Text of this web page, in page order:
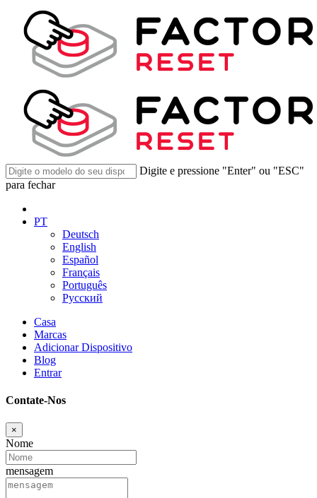
Digite e pressione "Enter" ou "ESC"
para fechar
PT
Deutsch
English
Español
Français
Português
Русский
Casa
Marcas
Adicionar Dispositivo
Blog
Entrar
Contate-Nos
×
Nome
mensagem